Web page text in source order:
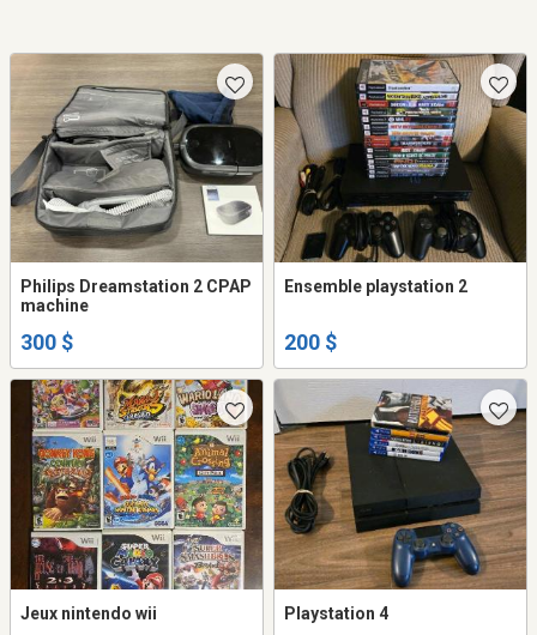
Philips Dreamstation 2 CPAP
machine
300 $
Ensemble playstation 2
200 $
Jeux nintendo wii Playstation 4